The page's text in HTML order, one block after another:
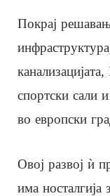
Покрај
спортски сали
во европски
Овој развој ѝ
има носталгија